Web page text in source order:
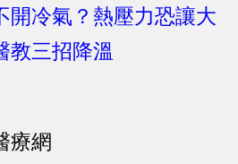
開冷氣？熱壓力恐讓大
三招降溫
療網